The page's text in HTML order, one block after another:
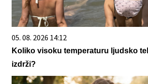
05. 08. 2026 14:12
Koliko visoku temperaturu ljudsko
izdrži?